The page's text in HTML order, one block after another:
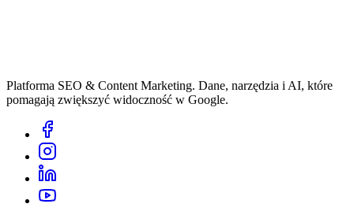
Platforma SEO & Content Marketing. Dane, narzędzia i AI, które
pomagają zwiększyć widoczność w Google.